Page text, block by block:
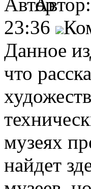
23:36
Данное
что
музеях
найдет